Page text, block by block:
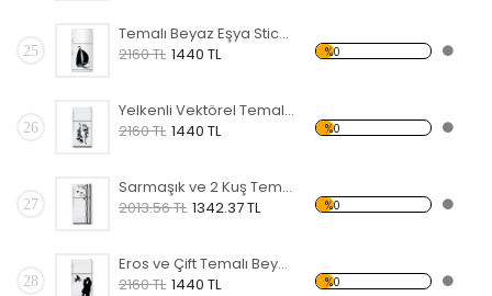
25
Temalı Beyaz Eşya Sticker
2160 TL 1440 TL %0
26
Yelkenli Vektörel Temalı Beyaz Eşya Sticker
2160 TL 1440 TL %0
27
Sarmaşık ve 2 Kuş Temalı Beyaz Eşya Sticker
2013.56 TL 1342.37 TL %0
28
Eros ve Çift Temalı Beyaz Eşya Sticker
2160 TL 1440 TL %0